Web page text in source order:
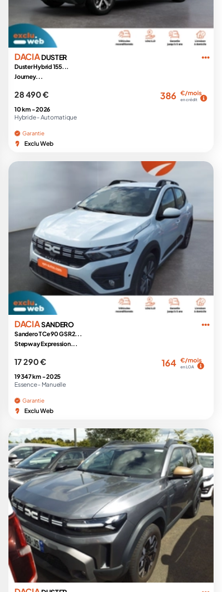
DACIADUSTER
Duster Hybrid 155...
Journey...
28 490 € 386 €/mois
en crédit
10 km -2026
Hybride - Automatique
Garantie
Exclu Web
DACIASANDERO
Sandero TCe 90 GSR2...
Stepway Expression...
17 290 € 164 €/mois
en LOA
19 347 km -2025
Essence - Manuelle
Garantie
Exclu Web